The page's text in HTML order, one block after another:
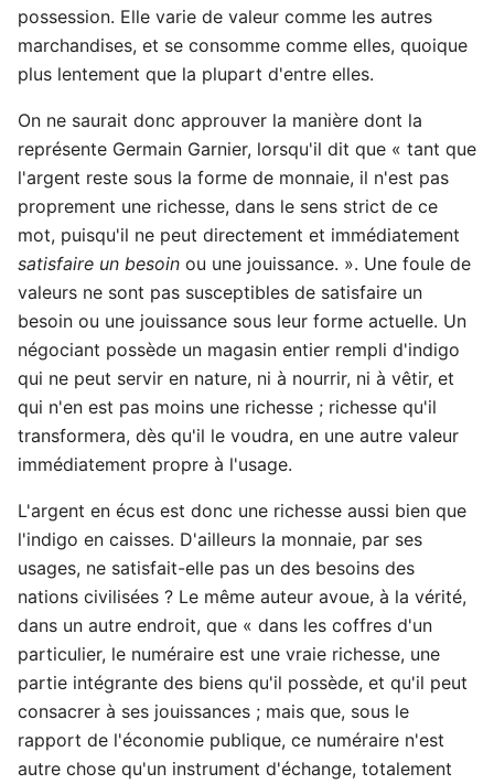
possession. Elle varie de valeur comme les autres
marchandises, et se consomme comme elles, quoique
plus lentement que la plupart d'entre elles.
On ne saurait donc approuver la manière dont la
représente Germain Garnier, lorsqu'il dit que « tant que
l'argent reste sous la forme de monnaie, il n'est pas
proprement une richesse, dans le sens strict de ce
mot, puisqu'il ne peut directement et immédiatement
satisfaire un besoin ou une jouissance. ». Une foule de
valeurs ne sont pas susceptibles de satisfaire un
besoin ou une jouissance sous leur forme actuelle. Un
négociant possède un magasin entier rempli d'indigo
qui ne peut servir en nature, ni à nourrir, ni à vêtir, et
qui n'en est pas moins une richesse ; richesse qu'il
transformera, dès qu'il le voudra, en une autre valeur
immédiatement propre à l'usage.
L'argent en écus est donc une richesse aussi bien que
l'indigo en caisses. D'ailleurs la monnaie, par ses
usages, ne satisfait-elle pas un des besoins des
nations civilisées ? Le même auteur avoue, à la vérité,
dans un autre endroit, que « dans les coffres d'un
particulier, le numéraire est une vraie richesse, une
partie intégrante des biens qu'il possède, et qu'il peut
consacrer à ses jouissances ; mais que, sous le
rapport de l'économie publique, ce numéraire n'est
autre chose qu'un instrument d'échange, totalement